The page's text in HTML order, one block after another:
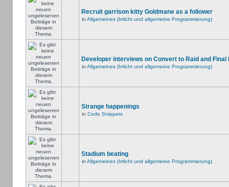
Recruit garrison kitty Goldmane as a follower
in Allgemeines (Irrlicht und allgemeine Programmierung)
Developer interviews on Convert to Raid and Final
in Allgemeines (Irrlicht und allgemeine Programmierung)
Strange happenings
in Code Snippets
Stadium beating
in Allgemeines (Irrlicht und allgemeine Programmierung)